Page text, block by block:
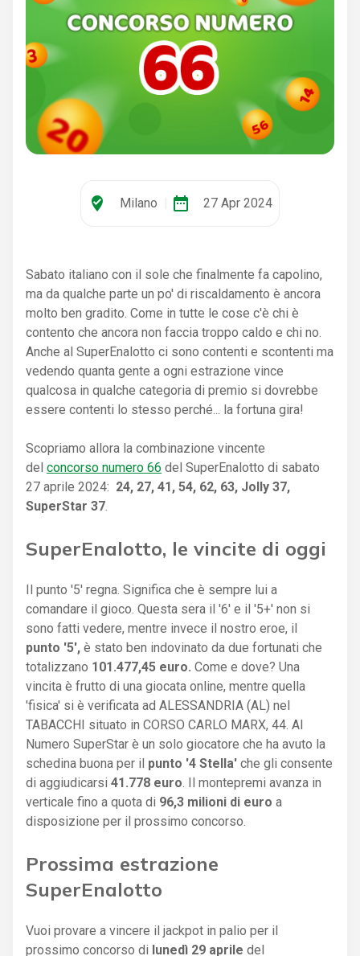
where_to_vote Milano date_range 27 Apr 2024
Sabato italiano con il sole che finalmente fa capolino,
ma da qualche parte un po' di riscaldamento è ancora
molto ben gradito. Come in tutte le cose c'è chi è
contento che ancora non faccia troppo caldo e chi no.
Anche al SuperEnalotto ci sono contenti e scontenti ma
vedendo quanta gente a ogni estrazione vince
qualcosa in qualche categoria di premio si dovrebbe
essere contenti lo stesso perché... la fortuna gira!
Scopriamo allora la combinazione vincente
del concorso numero 66 del SuperEnalotto di sabato
27 aprile 2024: 24, 27, 41, 54, 62, 63, Jolly 37,
SuperStar 37
SuperEnalotto, le vincite di oggi
Il punto '5' regna. Significa che è sempre lui a
comandare il gioco. Questa sera il '6' e il '5+' non si
sono fatti vedere, mentre invece il nostro eroe, il
punto '5', è stato ben indovinato da due fortunati che
totalizzano 101.477,45 euro. Come e dove? Una
vincita è frutto di una giocata online, mentre quella
'fisica' si è verificata ad ALESSANDRIA (AL) nel
TABACCHI situato in CORSO CARLO MARX, 44. Al
Numero SuperStar è un solo giocatore che ha avuto la
schedina buona per il punto '4 Stella' che gli consente
di aggiudicarsi 41.778 euro . Il montepremi avanza in
verticale fino a quota di 96,3 milioni di euro a
disposizione per il prossimo concorso.
Prossima estrazione
SuperEnalotto
Vuoi provare a vincere il jackpot in palio per il
prossimo concorso di lunedì 29 aprile del